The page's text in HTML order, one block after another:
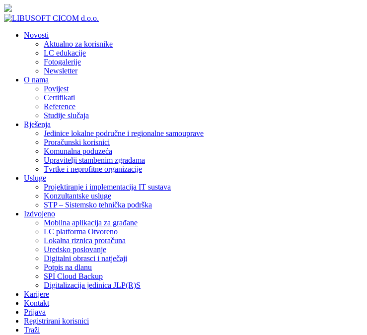
Novosti
Aktualno za korisnike
LC edukacije
Fotogalerije
Newsletter
O nama
Povijest
Certifikati
Reference
Studije slučaja
Rješenja
Jedinice lokalne područne i regionalne samouprave
Proračunski korisnici
Komunalna poduzeća
Upravitelji stambenim zgradama
Tvrtke i neprofitne organizacije
Usluge
Projektiranje i implementacija IT sustava
Konzultantske usluge
STP – Sistemsko tehnička podrška
Izdvojeno
Mobilna aplikacija za građane
LC platforma Otvoreno
Lokalna riznica proračuna
Uredsko poslovanje
Digitalni obrasci i natječaji
Potpis na dlanu
SPI Cloud Backup
Digitalizacija jedinica JLP(R)S
Karijere
Kontakt
Prijava
Registrirani korisnici
Traži